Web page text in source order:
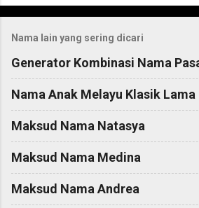
o
m
m
e
n
Nama lain yang sering dicari
Generator Kombinasi Nama
Nama Anak Melayu Klasik Lama
Maksud Nama Natasya
Maksud Nama Medina
Maksud Nama Andrea